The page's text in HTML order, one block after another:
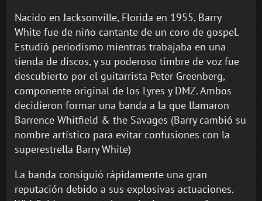
Nacido en Jacksonville, Florida en 1955, Barry
White fue de niño cantante de un coro de gospel.
Estudió periodismo mientras trabajaba en una
tienda de discos, y su poderoso timbre de voz fue
descubierto por el guitarrista Peter Greenberg,
componente original de los Lyres y DMZ. Ambos
decidieron formar una banda a la que llamaron
Barrence Whitfield & the Savages (Barry cambió su
nombre artístico para evitar confusiones con la
superestrella Barry White)
La banda consiguió rápidamente una gran
reputación debido a sus explosivas actuaciones.